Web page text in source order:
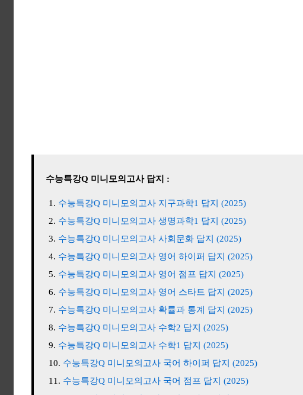
수능특강Q 미니모의고사 답지 :
수능특강Q 미니모의고사 지구과학1 답지 (2025)
수능특강Q 미니모의고사 생명과학1 답지 (2025)
수능특강Q 미니모의고사 사회문화 답지 (2025)
수능특강Q 미니모의고사 영어 하이퍼 답지 (2025)
수능특강Q 미니모의고사 영어 점프 답지 (2025)
수능특강Q 미니모의고사 영어 스타트 답지 (2025)
수능특강Q 미니모의고사 확률과 통계 답지 (2025)
수능특강Q 미니모의고사 수학2 답지 (2025)
수능특강Q 미니모의고사 수학1 답지 (2025)
수능특강Q 미니모의고사 국어 하이퍼 답지 (2025)
수능특강Q 미니모의고사 국어 점프 답지 (2025)